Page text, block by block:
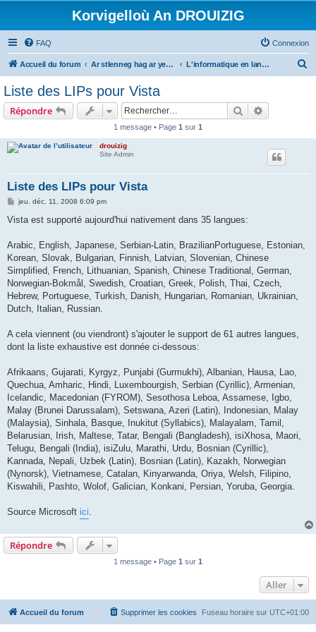
Korvigelloù An DROUIZIG
FAQ Connexion
Accueil du forum Ar stlenneg hag ar yezhoù bihan er bed a-bezh L'informatique en langues régionales et minoritaires
Liste des LIPs pour Vista
Répondre Rechercher
1 message • Page 1 sur 1
drouizig
Site Admin
Liste des LIPs pour Vista
M
s
g
jeu. déc. 11, 2008 6:09 pm
Vista est supporté aujourd'hui nativement dans 35 langues:
Arabic, English, Japanese, Serbian-Latin, BrazilianPortuguese, Estonian,
Korean, Slovak, Bulgarian, Finnish, Latvian, Slovenian, Chinese
Simplified, French, Lithuanian, Spanish, Chinese Traditional, German,
Norwegian-Bokmål, Swedish, Croatian, Greek, Polish, Thai, Czech,
Hebrew, Portuguese, Turkish, Danish, Hungarian, Romanian, Ukrainian,
Dutch, Italian, Russian.
A cela viennent (ou viendront) s'ajouter le support de 61 autres langues,
dont la liste exhaustive est donnée ci-dessous:
Afrikaans, Gujarati, Kyrgyz, Punjabi (Gurmukhi), Albanian, Hausa, Lao,
Quechua, Amharic, Hindi, Luxembourgish, Serbian (Cyrillic), Armenian,
Icelandic, Macedonian (FYROM), Sesothosa Leboa, Assamese, Igbo,
Malay (Brunei Darussalam), Setswana, Azeri (Latin), Indonesian, Malay
(Malaysia), Sinhala, Basque, Inukitut (Syllabics), Malayalam, Tamil,
Belarusian, Irish, Maltese, Tatar, Bengali (Bangladesh), isiXhosa, Maori,
Telugu, Bengali (India), isiZulu, Marathi, Urdu, Bosnian (Cyrillic),
Kannada, Nepali, Uzbek (Latin), Bosnian (Latin), Kazakh, Norwegian
(Nynorsk), Vietnamese, Catalan, Kinyarwanda, Oriya, Welsh, Filipino,
Kiswahili, Pashto, Wolof, Galician, Konkani, Persian, Yoruba, Georgia.
Source Microsoft ici.
Répondre
1 message • Page 1 sur 1
Aller
Accueil du forum Fuseau horaire sur UTC+01:00
Supprimer les cookies